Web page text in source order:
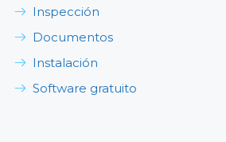
Inspección
Documentos
Instalación
Software gratuito